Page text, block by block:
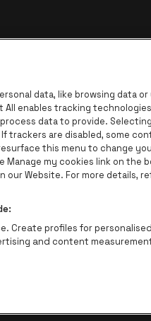
Ga naar de website van
website van Champagne
Ga naar de website
data, like browsing data or
enables tracking
data to provide.
trackers are disabled, some
this menu to change
my cookies link on the
our Website. For more details,
Create profiles for
and content